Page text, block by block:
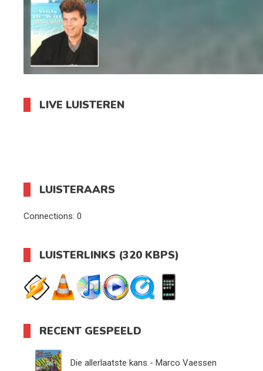
LIVE LUISTEREN
LUISTERAARS
Connections: 0
LUISTERLINKS (320 KBPS)
RECENT GESPEELD
Die allerlaatste kans - Marco Vaessen